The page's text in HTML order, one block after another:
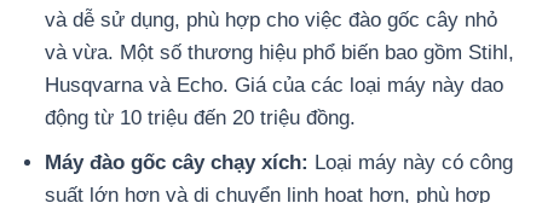
và dễ sử dụng, phù hợp cho việc đào gốc cây nhỏ
và vừa. Một số thương hiệu phổ biến bao gồm Stihl,
Husqvarna và Echo. Giá của các loại máy này dao
động từ 10 triệu đến 20 triệu đồng.
Máy đào gốc cây chạy xích: Loại máy này có công
suất lớn hơn và di chuyển linh hoạt hơn, phù hợp